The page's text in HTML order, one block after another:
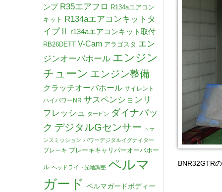
BNR32GTR
ンプ R35エアフロ R134aエアコン
キット R134aエアコンキットタ
イプⅡ
r134aエアコンキット取付
RB26DETT V-Cam アラゴスタ エン
ジンオーバホール エンジン
チューン エンジン整備
クラッチオーバホール サイレント
ハイパワーNR サスペンションリ
フレッシュ
タービン ダイナパッ
ク デジタルGセンサー
トラ
ンスミッション パワーデジタルイグナイター
ブレーキ ブレーキキャリパーオーバホー
ル ヘッドライト光軸調整 ペルマ
ガード ペルマガードボディー